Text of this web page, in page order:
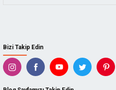
Bizi Takip Edin